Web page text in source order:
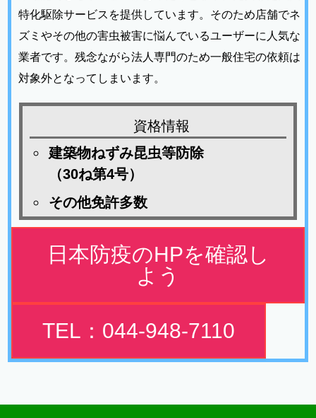
特化駆除サービスを提供しています。そのため店舗でネ
ズミやその他の害虫被害に悩んでいるユーザーに人気な
業者です。残念ながら法人専門のため一般住宅の依頼は
対象外となってしまいます。
資格情報
建築物ねずみ昆虫等防除
（30ね第4号）
その他免許多数
日本防疫のHPを確認し
よう
TEL：044-948-7110